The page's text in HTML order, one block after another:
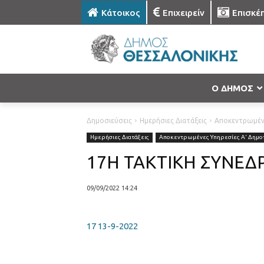
Κάτοικος Επιχειρείν
Ο ΔΗΜΟΣ
Δημοσιεύσεις Ημερήσιες Διατάξεις
Ημερήσιες Διατάξεις Αποκεντρωμένες Υπηρεσίες Α'
17Η ΤΑΚΤΙΚΗ
09/09/2022 14:24
17 13-9-2022